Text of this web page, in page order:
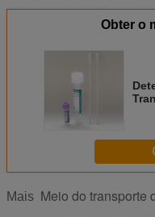
Obter o
Mais Meio do transporte